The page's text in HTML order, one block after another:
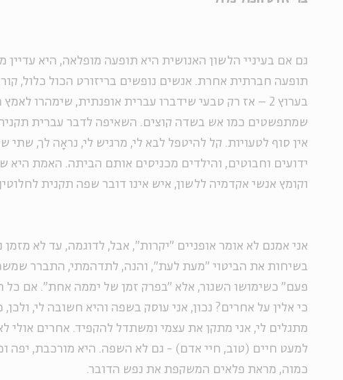
גם אם בעיניי הלשון האנושית היא תופעה מופלאה, היא עדיין
תופעה חברתית אחרת. אנשים נופשים בריזורט הכול כלול,
בערוץ 2 – אז רק טבעי שידברו עברית אופנתית, שימהרו
שמתפשטים כמו אש בשדה קוצים. השאיפה לדבר עברית תקנית
אין סוף לטעויות. קל להיטפל לבא לי, מרגיש לי, נראָה לך, שתי
ידועים וחבוטים, והילדים מכניסים אותם הביתה. האמת היא
וקומץ אנשי אקדמיה ללשון, איש אינו דובר שפה תקנית
אני אמנם לא אומר אופניים "יקרות", אבל, לדוגמה, עד לא
בשיחות את הביטוי "מעת לעת", והנה, לתדהמתי, התברר
פעם" כשימושו השגור, אלא "בפרק זמן של יממה אחת". אם כל
כי אלין על אחרים? נכון, אני עוסק בשפה והיא חשובה לי,
מתגלים לי, אני מתקן את עצמי ומשתדל להקפיד. אחרים אולי
למעט חיים (טוב, חיי אדם) - גם לא השפה. היא מורכבת, יפה
כמוה, מראת פלאים המשקפת את נפש הדובר.